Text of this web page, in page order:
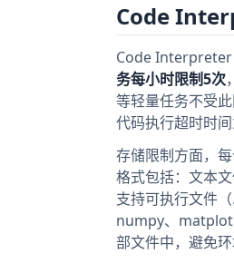
Code
Code Interpreter
务每小时限制5次
等轻量任务不受
代码执行超时时
存储限制方面，
格式包括：文本
支持可执行文件
numpy、
部文件中，避免